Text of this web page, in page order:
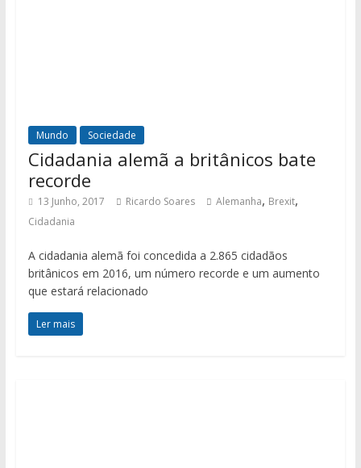
Mundo Sociedade
Cidadania alemã a britânicos bate
recorde
13 Junho, 2017 Ricardo Soares Alemanha, Brexit,
Cidadania
A cidadania alemã foi concedida a 2.865 cidadãos
britânicos em 2016, um número recorde e um aumento
que estará relacionado
Ler mais